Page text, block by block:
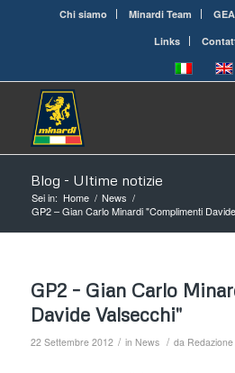
Chi siamo Minardi Team
Links
Blog - Ultime notizie
Sei in: Home / News /
GP2 – Gian Carlo Minardi "Complimenti
GP2 – Gian Carlo
Davide Valsecchi"
22 Settembre 2012 / in News / da Redazione